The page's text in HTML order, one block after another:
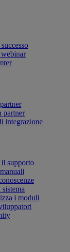
partner
integrazione
il supporto
sistema
i moduli